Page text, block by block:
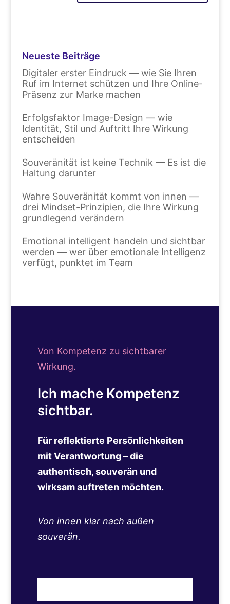
Neueste Beiträge
Digitaler erster Eindruck — wie Sie Ihren
Ruf im Internet schützen und Ihre Online-
Präsenz zur Marke machen
Erfolgsfaktor Image-Design — wie
Identität, Stil und Auftritt Ihre Wirkung
entscheiden
Souveränität ist keine Technik — Es ist die
Haltung darunter
Wahre Souveränität kommt von innen —
drei Mindset-Prinzipien, die Ihre Wirkung
grundlegend verändern
Emotional intelligent handeln und sichtbar
werden — wer über emotionale Intelligenz
verfügt, punktet im Team
Von Kompetenz zu sichtbarer
Wirkung.
Ich mache Kompetenz
sichtbar.
Für reflektierte Persönlichkeiten
mit Verantwortung – die
authentisch, souverän und
wirksam auftreten möchten.
Von innen klar nach außen
souverän.